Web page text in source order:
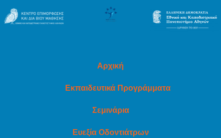
Αρχική
Εκπαιδευτικά Προγράμματα
Σεμινάρια
Ευεξία Οδοντιάτρων